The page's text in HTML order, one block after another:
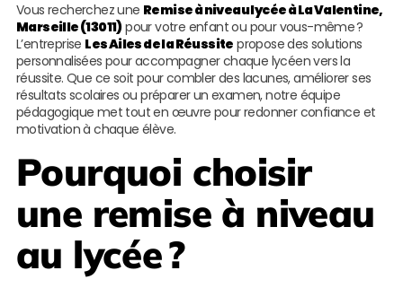
Vous recherchez une Remise à niveau lycée à La Valentine,
Marseille (13011)pour votre enfant ou pour vous-même ?
L’entreprise Les Ailes de la Réussite propose des solutions
personnalisées pour accompagner chaque lycéen vers la
réussite. Que ce soit pour combler des lacunes, améliorer ses
résultats scolaires ou préparer un examen, notre équipe
pédagogique met tout en œuvre pour redonner confiance et
motivation à chaque élève.
Pourquoi choisir
une remise à niveau
au lycée ?